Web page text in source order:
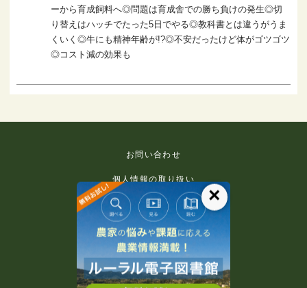
ーから育成飼料へ◎問題は育成舎での勝ち負けの発生◎切
り替えはハッチでたった5日でやる◎教科書とは違うがうま
くいく◎牛にも精神年齢が!?◎不安だったけど体がゴツゴツ
◎コスト減の効果も
お問い合わせ
個人情報の取り扱い
免責事項
利用規約
推奨環境
著作権等について
×